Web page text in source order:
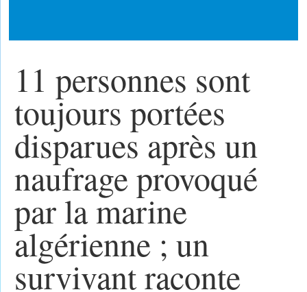
11 personnes sont
toujours portées
disparues après un
naufrage provoqué
par la marine
algérienne ; un
survivant raconte